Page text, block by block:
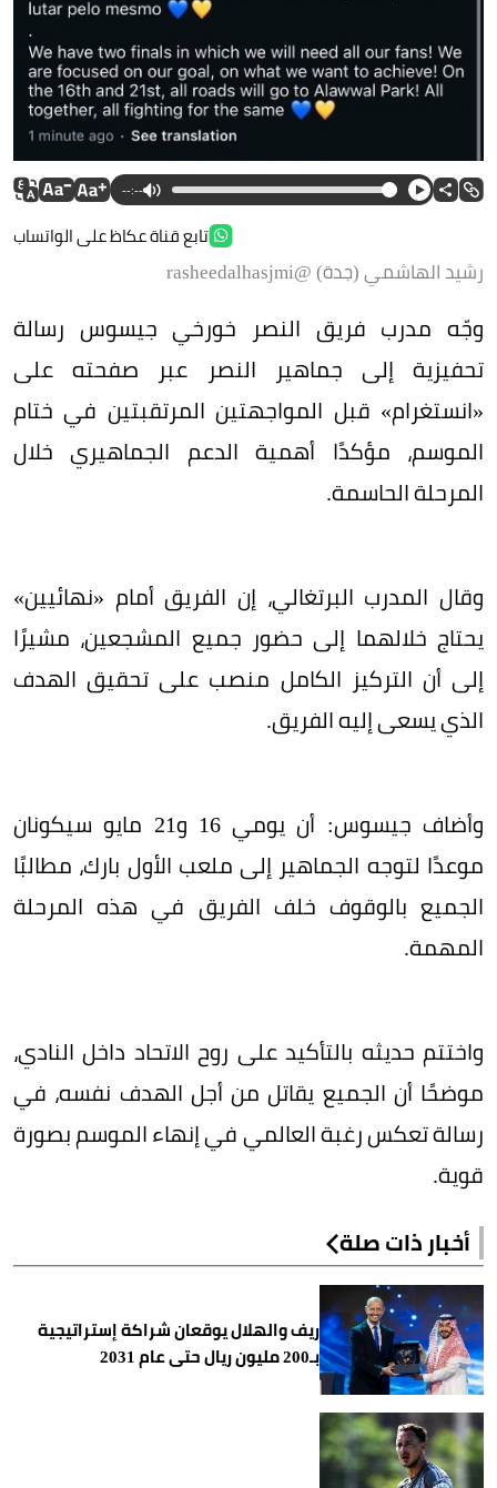
--:--
تابع قناة عكاظ على الواتساب
رشيد الهاشمي (جدة) @rasheedalhasjmi
وجّه مدرب فريق النصر خورخي جيسوس رسالة
تحفيزية إلى جماهير النصر عبر صفحته على
«انستغرام» قبل المواجهتين المرتقبتين في ختام
الموسم، مؤكدًا أهمية الدعم الجماهيري خلال
المرحلة الحاسمة.
وقال المدرب البرتغالي، إن الفريق أمام «نهائيين»
يحتاج خلالهما إلى حضور جميع المشجعين، مشيرًا
إلى أن التركيز الكامل منصب على تحقيق الهدف
الذي يسعى إليه الفريق.
وأضاف جيسوس: أن يومي 16 و21 مايو سيكونان
موعدًا لتوجه الجماهير إلى ملعب الأول بارك، مطالبًا
الجميع بالوقوف خلف الفريق في هذه المرحلة
المهمة.
واختتم حديثه بالتأكيد على روح الاتحاد داخل النادي،
موضحًا أن الجميع يقاتل من أجل الهدف نفسه، في
رسالة تعكس رغبة العالمي في إنهاء الموسم بصورة
قوية.
أخبار ذات صلة
ريف والهلال يوقعان شراكة إستراتيجية
بـ200 مليون ريال حتى عام 2031